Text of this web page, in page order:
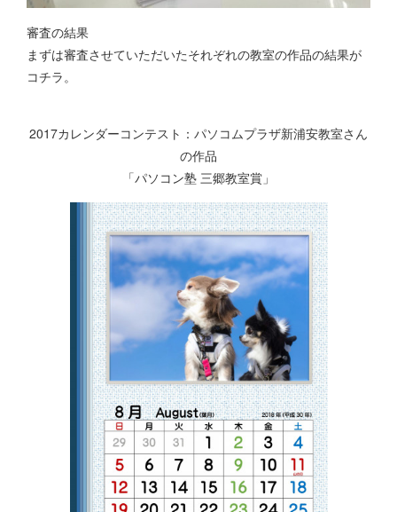
審査の結果
まずは審査させていただいたそれぞれの教室の作品の結果が
コチラ。
2017カレンダーコンテスト：パソコムプラザ新浦安教室さん
の作品
「パソコン塾 三郷教室賞」